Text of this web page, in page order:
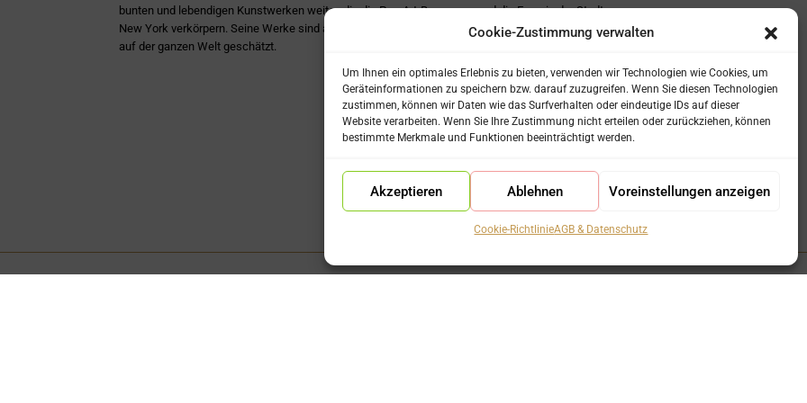
Cookie-Zustimmung verwalten
Um Ihnen ein optimales Erlebnis zu bieten, verwenden wir Technologien wie Cookies, um
Geräteinformationen zu speichern bzw. darauf zuzugreifen. Wenn Sie diesen Technologien
zustimmen, können wir Daten wie das Surfverhalten oder eindeutige IDs auf dieser
Website verarbeiten. Wenn Sie Ihre Zustimmung nicht erteilen oder zurückziehen, können
bestimmte Merkmale und Funktionen beeinträchtigt werden.
Akzeptieren Ablehnen Voreinstellungen anzeigen
Cookie-RichtlinieAGB & Datenschutz
bunten und lebendigen Kunstwerken weiter, die die Pop-Art-Bewegung und die Energie der Stadt
New York verkörpern. Seine Werke sind auch heute noch sehr beliebt und werden von Sammlern
auf der ganzen Welt geschätzt.